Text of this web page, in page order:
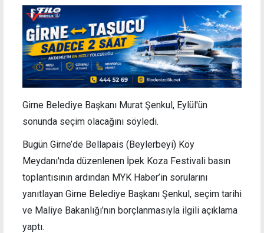
Girne Belediye Başkanı Murat Şenkul, Eylül'ün
sonunda seçim olacağını söyledi.
Bugün Girne’de Bellapais (Beylerbeyi) Köy
Meydanı'nda düzenlenen İpek Koza Festivali basın
toplantısının ardından MYK Haber’in sorularını
yanıtlayan Girne Belediye Başkanı Şenkul, seçim tarihi
ve Maliye Bakanlığı’nın borçlanmasıyla ilgili açıklama
yaptı.